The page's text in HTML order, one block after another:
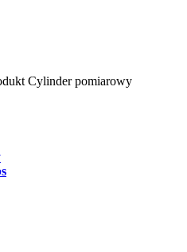
Cylinder pomiarowy